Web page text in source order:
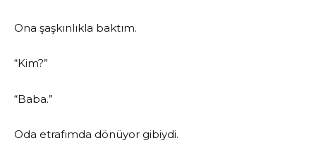
Ona şaşkınlıkla baktım.
“Kim?”
“Baba.”
Oda etrafımda dönüyor gibiydi.